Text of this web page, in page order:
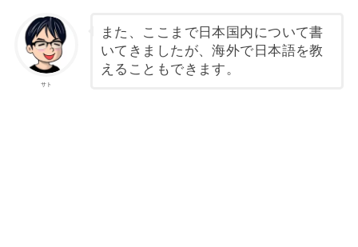
サト
また、ここまで日本国内について書
いてきましたが、海外で日本語を教
えることもできます。